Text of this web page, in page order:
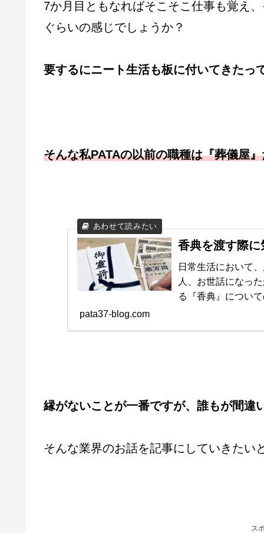
7か月目ともなればそこそこ仕事も覚え
ぐらいの感じでしょうか？
要するにニート生活も板に付いてきたっ
そんな私PATAの以前の職種は『葬儀屋
香典を渡す際
日常生活において、度々
人、お世話になったかた
る『香典』につい
pata37-blog.com
縁がないことが一番ですが、誰もが間違
そんな業界のお話を記事にしていきたい
ス